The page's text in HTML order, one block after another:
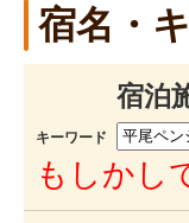
宿名・
宿泊
キーワード
もしかし